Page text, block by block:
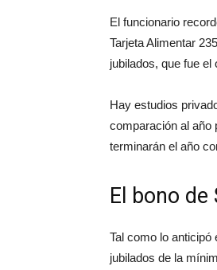
El funcionario
Tarjeta Alimentar
jubilados, que fue el
Hay estudios
comparación al año
terminarán el año
El bono
Tal como lo anticipó
jubilados de la